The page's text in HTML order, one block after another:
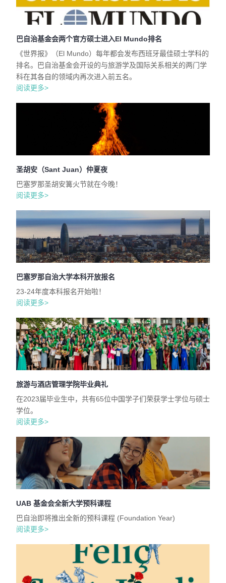
巴自治基金会两个官方硕士进入El Mundo排名
《世界报》（El Mundo）每年都会发布西班牙最佳硕士学科的
排名。巴自治基金会开设的与旅游学及国际关系相关的两门学
科在其各自的领域内再次进入前五名。
阅读更多>
圣胡安（Sant Juan）仲夏夜
巴塞罗那圣胡安篝火节就在今晚！
阅读更多>
巴塞罗那自治大学本科开放报名
23-24年度本科报名开始啦！
阅读更多>
旅游与酒店管理学院毕业典礼
在2023届毕业生中，共有65位中国学子们荣获学士学位与硕士
学位。
阅读更多>
UAB 基金会全新大学预科课程
巴自治即将推出全新的预科课程 (Foundation Year)
阅读更多>